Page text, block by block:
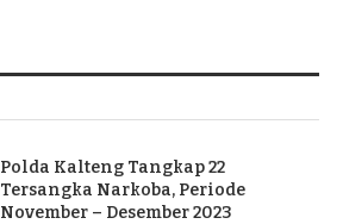
Polda Kalteng Tangkap 22
Tersangka Narkoba, Periode
November – Desember 2023